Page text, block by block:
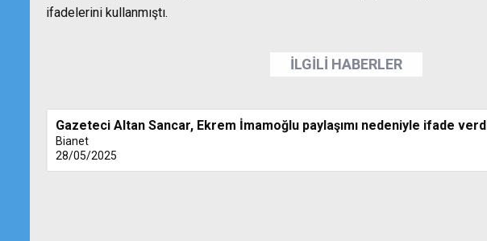
ifadelerini kullanmıştı.
İLGİLİ HABERLER
Gazeteci Altan Sancar, Ekrem İmamoğlu paylaşımı nedeniyle ifade
Bianet
28/05/2025